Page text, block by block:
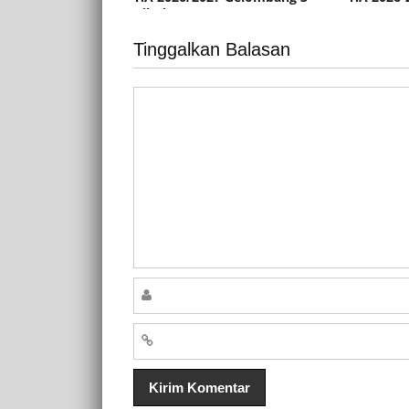
Dibuka!
Tinggalkan Balasan